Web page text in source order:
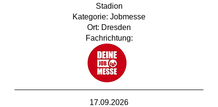
Stadion
Kategorie: Jobmesse
Ort: Dresden
Fachrichtung:
17.09.2026